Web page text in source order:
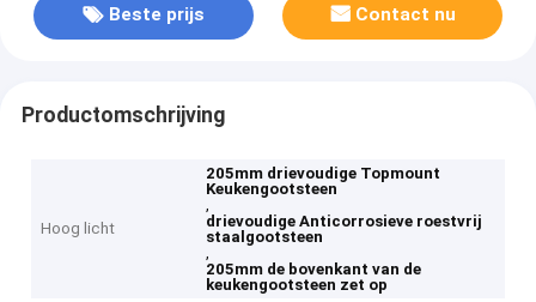
Beste prijs Contact nu
Productomschrijving
Hoog licht
205mm drievoudige Topmount
Keukengootsteen
,
drievoudige Anticorrosieve roestvrij
staalgootsteen
,
205mm de bovenkant van de
keukengootsteen zet op